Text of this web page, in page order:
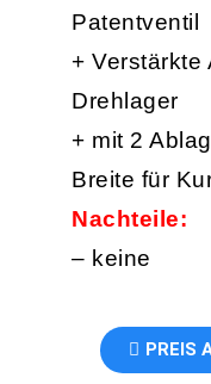
Patentventil
+ Verstärkte
Drehlager
+ mit 2
Breite für
Nachteile:
– keine
PREIS